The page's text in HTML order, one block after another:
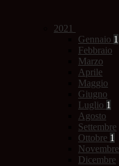
2021
Gennaio 1
Febbraio
Marzo
Aprile
Maggio
Giugno
Luglio 1
Agosto
Settembre
Ottobre 1
Novembre
Dicembre